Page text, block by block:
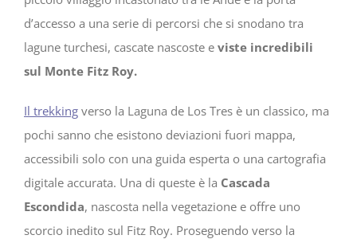
d’accesso a una serie di percorsi che si snodano tra
lagune turchesi, cascate nascoste e viste incredibili
sul Monte Fitz Roy.
Il trekking verso la Laguna de Los Tres è un classico, ma
pochi sanno che esistono deviazioni fuori mappa,
accessibili solo con una guida esperta o una cartografia
digitale accurata. Una di queste è la Cascada
Escondida, nascosta nella vegetazione e offre uno
scorcio inedito sul Fitz Roy. Proseguendo verso la